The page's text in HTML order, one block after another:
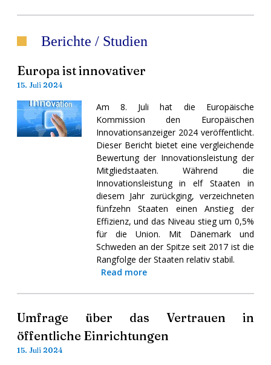
Berichte / Studien
Europa ist innovativer
15. Juli 2024
Am 8. Juli hat die Europäische
Kommission den Europäischen
Innovationsanzeiger 2024 veröffentlicht.
Dieser Bericht bietet eine vergleichende
Bewertung der Innovationsleistung der
Mitgliedstaaten. Während die
Innovationsleistung in elf Staaten in
diesem Jahr zurückging, verzeichneten
fünfzehn Staaten einen Anstieg der
Effizienz, und das Niveau stieg um 0,5%
für die Union. Mit Dänemark und
Schweden an der Spitze seit 2017 ist die
Rangfolge der Staaten relativ stabil.
Read more
Umfrage über das Vertrauen in
öffentliche Einrichtungen
15. Juli 2024